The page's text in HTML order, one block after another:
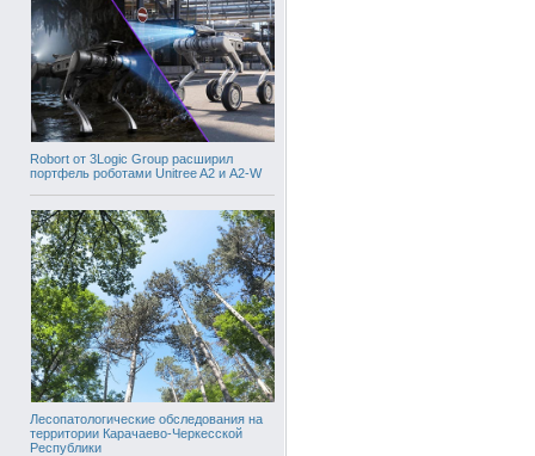
Robort от 3Logic Group расширил
портфель роботами Unitree A2 и A2-W
Лесопатологические обследования на
территории Карачаево-Черкесской
Республики